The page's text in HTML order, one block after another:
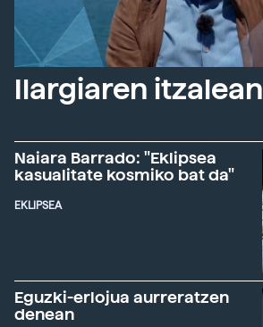
Ilargiaren itzalean
Naiara Barrado: "Eklipsea
kasualitate kosmiko bat da"
EKLIPSEA
Eguzki-erlojua aurreratzen
denean